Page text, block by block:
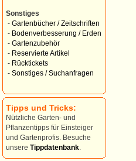
Sonstiges
- Gartenbücher / Zeitschriften
- Bodenverbesserung / Erden
- Gartenzubehör
- Reservierte Artikel
- Rücktickets
- Sonstiges / Suchanfragen
Tipps und Tricks:
Nützliche Garten- und
Pflanzentipps für Einsteiger
und Gartenprofis. Besuche
unsere Tippdatenbank